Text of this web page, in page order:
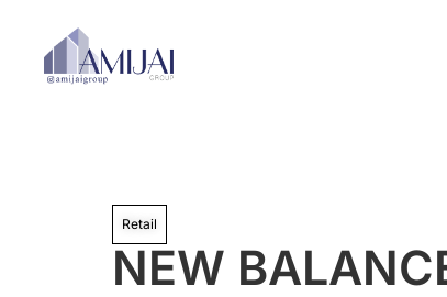
Retail
NEW